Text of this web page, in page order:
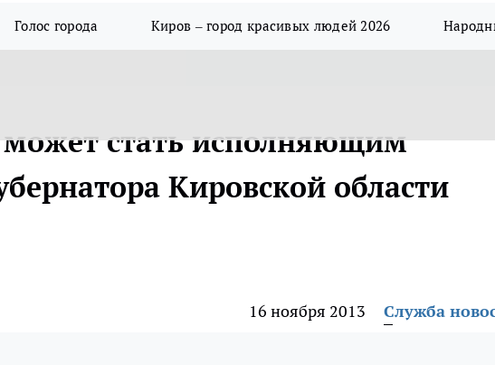
Голос города Киров – город красивых людей 2026
стать исполняющим
Кировской области
16 ноября 2013 Служба